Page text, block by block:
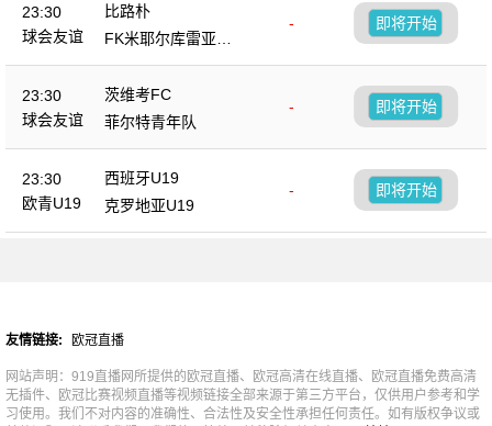
23:30
球会友谊
比路朴
-
FK米耶尔库雷亚丘
克
即将开始
23:30
球会友谊
茨维考FC
-
菲尔特青年队
即将开始
23:30
欧青U19
西班牙U19
-
克罗地亚U19
即将开始
友情链接: 欧冠直播
网站声明：919直播网所提供的欧冠直播、欧冠高清在线直播、欧冠直播免费高清
无插件、欧冠比赛视频直播等视频链接全部来源于第三方平台，仅供用户参考和学
习使用。我们不对内容的准确性、合法性及安全性承担任何责任。如有版权争议或